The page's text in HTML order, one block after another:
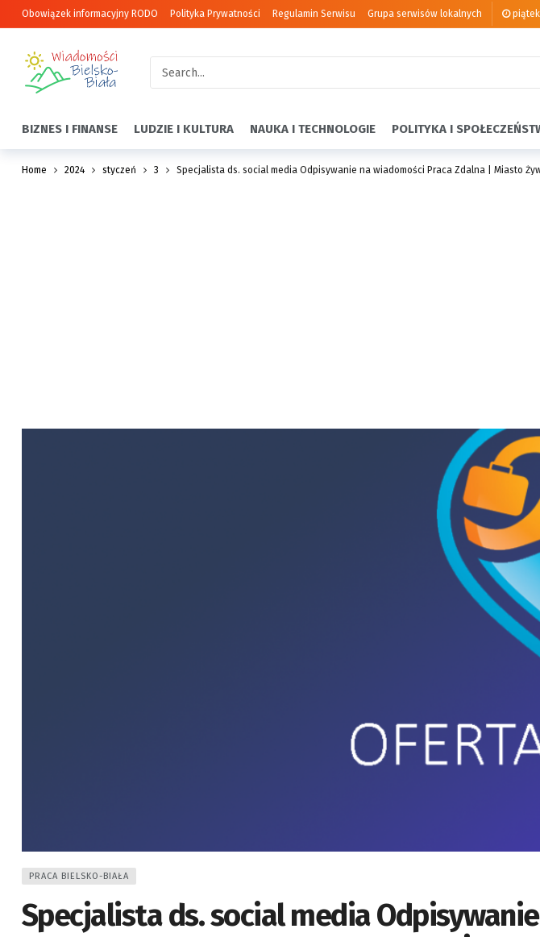
Obowiązek informacyjny RODO Polityka Prywatności Regulamin Serwisu Grupa serwisów lokalnych
BIZNES I FINANSE LUDZIE I KULTURA NAUKA I TECHNOLOGIE POLITYKA I
Home 2024 styczeń 3 Specjalista ds. social media Odpisywanie na wiadomości Praca Zdalna | Miasto
PRACA BIELSKO-BIAŁA
Specjalista ds. social media